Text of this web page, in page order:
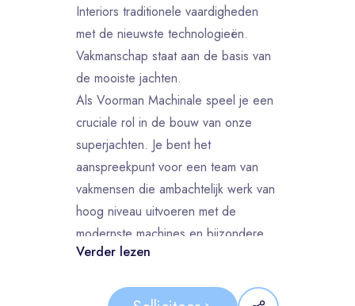
Interiors traditionele vaardigheden
met de nieuwste technologieën.
Vakmanschap staat aan de basis van
de mooiste jachten.
Als Voorman Machinale speel je een
cruciale rol in de bouw van onze
superjachten. Je bent het
aanspreekpunt voor een team van
vakmensen die ambachtelijk werk van
hoog niveau uitvoeren met de
modernste machines en bijzondere
houtsoorten.
organisatie te werken, waarin nog
Verder lezen